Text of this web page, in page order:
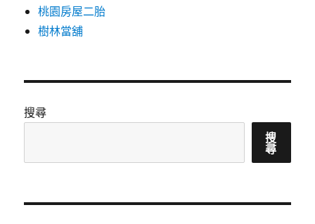
桃園房屋二胎
樹林當舖
搜尋
搜
尋